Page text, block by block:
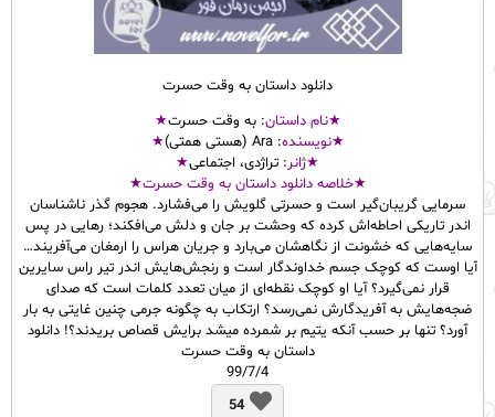
دانلود داستان به وقت حسرت
★نامداستان: به وقت حسرت★
★نویسنده: Ara (هستی همتی)
★
★ژانر: تراژدی، اجتماعی★
★خلاصه دانلود داستان به وقت حسرت★
سرمایی گریبان‌گیر است و حسرتی گلویش را می‌فشارد. هجوم گذر ناشناسان
اندر تاریکی احاطه‌اش کرده که وحشت بر جان و دلش می‌افکند؛ رهایی در پس
سایه‌هایی که خشونت از نگاهشان می‌بارد و جریان هراس را ارمغان می‌آفریند…
آیا اوست که کوچک جسم خداوندگار است و رنجش‌هایش اندر تیر راس سایرین
قرار نمی‌گیرد؟ آیا او کوچک نقطه‌ای از میان تعدد کلمات است که صدای
ضجه‌هایش به آفریدگارش نمی‌رسد؟ ارتکاب به چگونه جرمی چنین غایتی به بار
آورد؟ تنها بر حسب آنکه یتیم بر شمرده میشد برایش قصاص بریدند؟! دانلود
داستان به وقت حسرت
99/7/4
54